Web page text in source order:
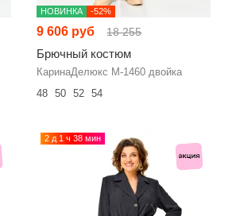
НОВИНКА -52%
9 606 руб 18 255
Брючный костюм
КаринаДелюкс М-1460 двойка
48
50 52 54
2 д 1 ч 38 мин